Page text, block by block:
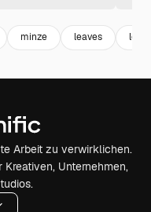
minze leaves leaf
Arbeit zu verwirklichen.
Unternehmen,